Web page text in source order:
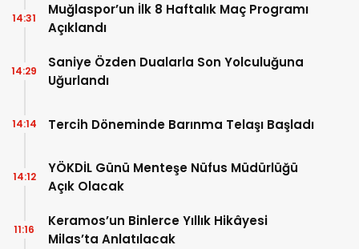
Muğlaspor’un İlk 8 Haftalık Maç Programı
Açıklandı
14:31
Saniye Özden Dualarla Son Yolculuğuna
Uğurlandı
14:29
Tercih Döneminde Barınma Telaşı Başladı
14:14
YÖKDİL Günü Menteşe Nüfus Müdürlüğü
Açık Olacak
14:12
Keramos’un Binlerce Yıllık Hikâyesi
Milas’ta Anlatılacak
11:16